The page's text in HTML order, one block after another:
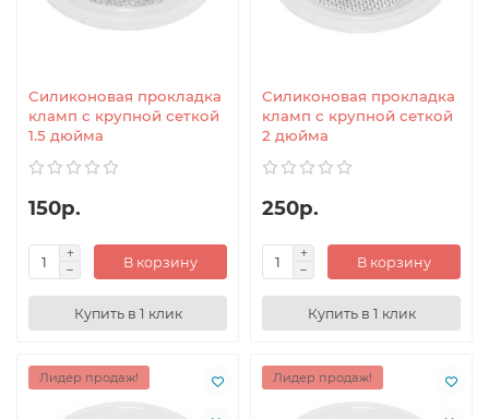
Силиконовая прокладка
кламп с крупной сеткой
1.5 дюйма
150р.
В корзину
Купить в 1 клик
Силиконовая прокладка
кламп с крупной сеткой
2 дюйма
250р.
В корзину
Купить в 1 клик
Лидер продаж! Лидер продаж!